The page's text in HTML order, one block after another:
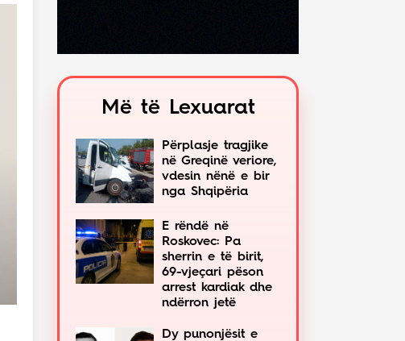
Më të Lexuarat
Përplasje tragjike
në Greqinë veriore,
vdesin nënë e bir
nga Shqipëria
E rëndë në
Roskovec: Pa
sherrin e të birit,
69-vjeçari pëson
arrest kardiak dhe
ndërron jetë
Dy punonjësit e